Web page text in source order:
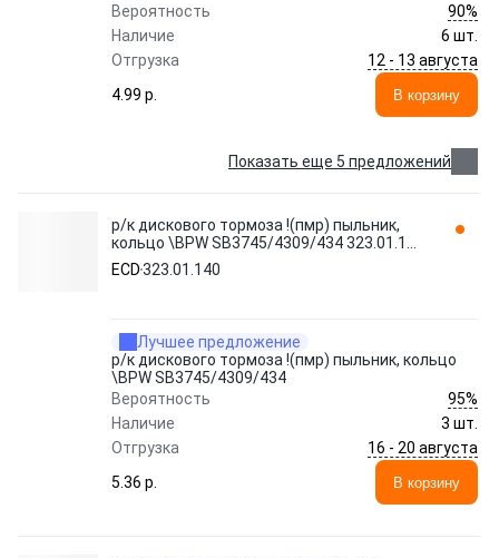
Вероятность
90%
Наличие
6 шт.
Отгрузка
12 - 13 августа
4.99 p.
В корзину
Показать еще 5 предложений
р/к дискового тормоза !(пмр) пыльник,
кольцо \BPW SB3745/4309/434 323.01.140
ECD
ECD323.01.140
Лучшее предложение
р/к дискового тормоза !(пмр) пыльник, кольцо
\BPW SB3745/4309/434
Вероятность
95%
Наличие
3 шт.
Отгрузка
16 - 20 августа
5.36 p.
В корзину